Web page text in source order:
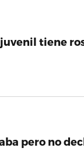
tiene
pero no